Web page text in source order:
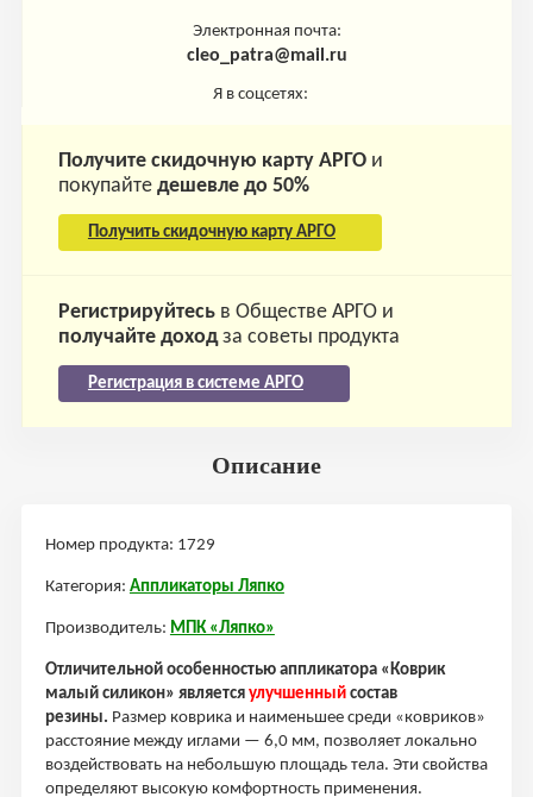
Электронная почта:
cleo_patra@mail.ru
Я в соцсетях:
Получите скидочную карту АРГОи
покупайте дешевле до 50%
Получить скидочную карту АРГО
Регистрируйтесьв Обществе АРГО и
получайте доходза советы продукта
Регистрация в системе АРГО
Описание
Номер продукта: 1729
Категория: Аппликаторы Ляпко
Производитель: МПК «Ляпко»
Отличительной особенностью аппликатора «Коврик
малый силикон» является улучшенный состав
резины. Размер коврика и наименьшее среди «ковриков»
расстояние между иглами — 6,0 мм, позволяет локально
воздействовать на небольшую площадь тела. Эти свойства
определяют высокую комфортность применения.